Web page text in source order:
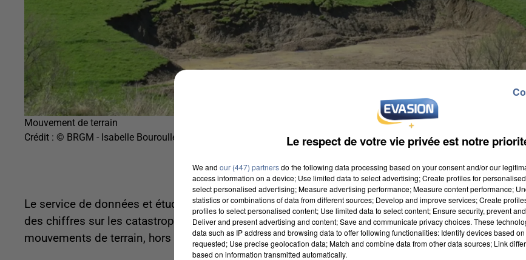
Mouvement de terrain
Crédit : © BRGM - Isabelle Bouroullec / Illustration
Le service de données et études statistiques du ministère de la Transition écologique vient de
des chiffres sur les catastrophes naturelles. Parmi ces fléaux, on en apprend plus notamment
mouvements de terrain, hors retrait-gonflement des argiles.
Le respect de votre vie privée est notre
We and our (447) partnersdo the following data processing based on your consent and/or our
access information on a device; Use limited data to select advertising; Create profiles for
select personalised advertising; Measure advertising performance; Measure content performance;
statistics or combinations of data from different sources; Develop and improve services; Create
profiles to select personalised content; Use limited data to select content; Ensure security, prevent
Deliver and present advertising and content; Save and communicate privacy choices. These
data such as IP address and browsing data to offer following functionalities: Identify devices based
requested; Use precise geolocation data; Match and combine data from other data sources; Link
based on information transmitted automatically.